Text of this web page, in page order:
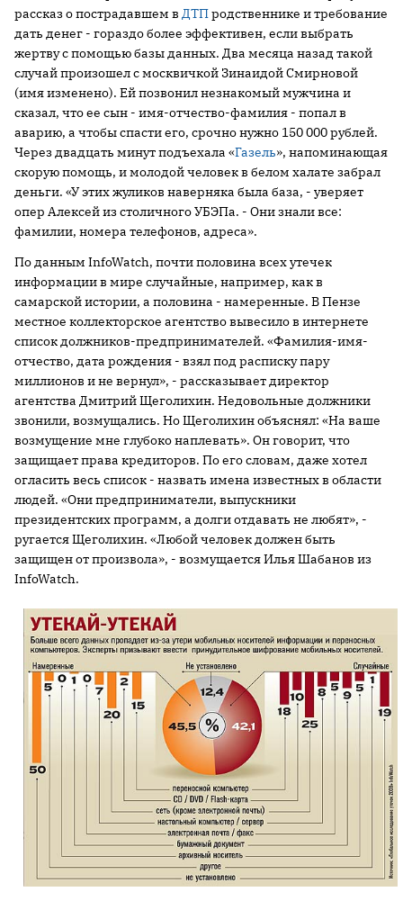
рассказ о пострадавшем в ДТПродственнике и требование
дать денег - гораздо более эффективен, если выбрать
жертву с помощью базы данных. Два месяца назад такой
случай произошел с москвичкой Зинаидой Смирновой
(имя изменено). Ей позвонил незнакомый мужчина и
сказал, что ее сын - имя-отчество-фамилия - попал в
аварию, а чтобы спасти его, срочно нужно 150 000 рублей.
Через двадцать минут подъехала «Газель», напоминающая
скорую помощь, и молодой человек в белом халате забрал
деньги. «У этих жуликов наверняка была база, - уверяет
опер Алексей из столичного УБЭПа. - Они знали все:
фамилии, номера телефонов, адреса».
По данным InfoWatch, почти половина всех утечек
информации в мире случайные, например, как в
самарской истории, а половина - намеренные. В Пензе
местное коллекторское агентство вывесило в интернете
список должников-предпринимателей. «Фамилия-имя-
отчество, дата рождения - взял под расписку пару
миллионов и не вернул», - рассказывает директор
агентства Дмитрий Щеголихин. Недовольные должники
звонили, возмущались. Но Щеголихин объяснял: «На ваше
возмущение мне глубоко наплевать». Он говорит, что
защищает права кредиторов. По его словам, даже хотел
огласить весь список - назвать имена известных в области
людей. «Они предприниматели, выпускники
президентских программ, а долги отдавать не любят», -
ругается Щеголихин. «Любой человек должен быть
защищен от произвола», - возмущается Илья Шабанов из
InfoWatch.